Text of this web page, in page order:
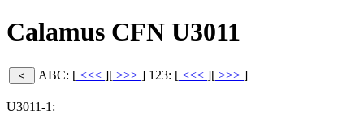
Calamus CFN U3011
ABC: [ <<< ][ >>> ] 123: [ <<< ][ >>> ]
U3011-1: